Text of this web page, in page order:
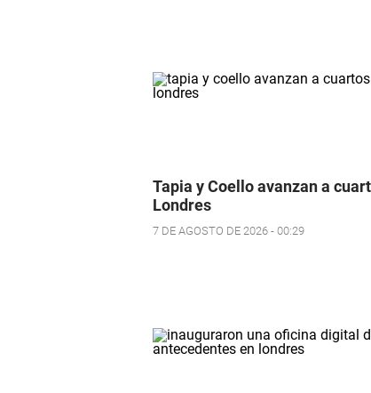
Tapia y Coello avanzan a
Londres
7 DE AGOSTO DE 2026 - 00:29